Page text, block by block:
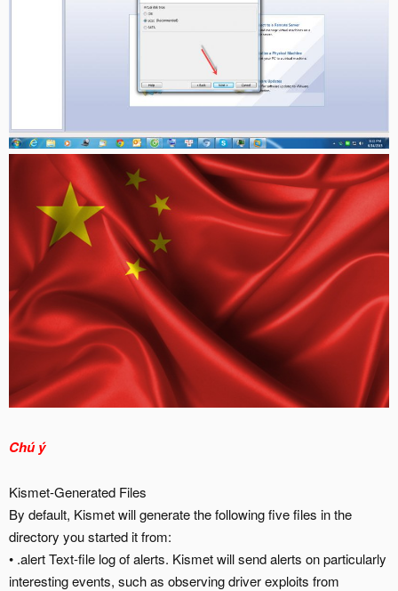
Chú ý
Kismet-Generated Files
By default, Kismet will generate the following five files in the
directory you started it from:
• .alert Text-ﬁle log of alerts. Kismet will send alerts on particularly
interesting events, such as observing driver exploits from